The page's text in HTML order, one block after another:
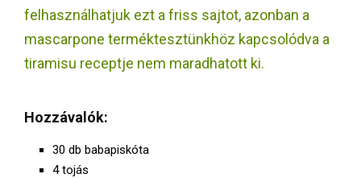
M
felhasználhatjuk ezt a friss sajtot, azonban a
mascarpone terméktesztünkhöz kapcsolódva a
tiramisu receptje nem maradhatott ki.
Hozzávalók:
30 db babapiskóta
4 tojás